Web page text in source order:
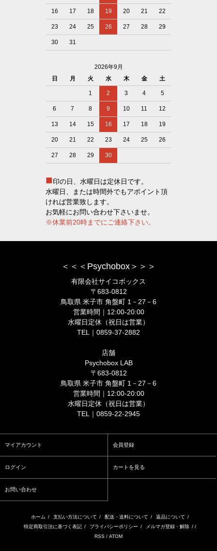
16 17 18 19 20 21 22
23 24 25 26 27 28 29
30 31
2026年9月
日
月 火 水 木 金 土
1 2 3 4 5
6 7 8 9 10 11 12
13 14 15 16 17 18 19
20 21 22 23 24 25 26
27 28 29 30
■印の日、水曜日は定休日です。
水曜日、または時間外でもアポイント頂
ければ営業致します。
お気軽にお問い合わせ下さいませ。
※休業前20時までにご連絡下さい。
＜＜＜Psychobox＞＞＞
有限会社サイコボックス
〒683-0812
鳥取県 米子市 角盤町 1－27－6
営業時間｜12:00-20:00
水曜日定休（祝日は営業）
TEL｜0859-37-2882
店舗
Psychobox LAB
〒683-0812
鳥取県 米子市 角盤町 1－27－6
営業時間｜12:00-20:00
水曜日定休（祝日は営業）
TEL｜0859-22-2945
マイアカウント 会員登録
ログイン カートを見る
お問い合わせ
ホーム / 支払い方法について / 配送・送料について / 返品について /
特定商取引法に基づく表記 / プライバシーポリシー / メルマガ登録・解除 / /
RSS / ATOM